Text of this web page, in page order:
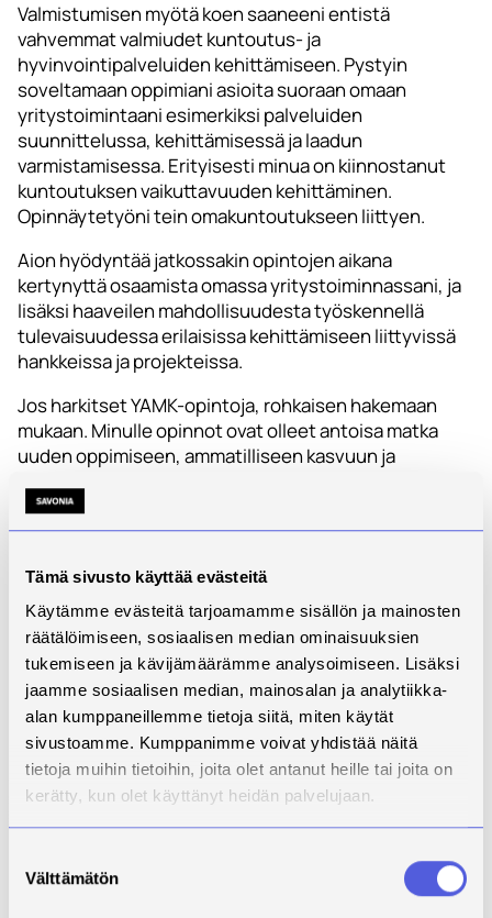
Tämä sivusto käyttää evästeitä
Käytämme evästeitä tarjoamamme sisällön ja mainosten
räätälöimiseen, sosiaalisen median ominaisuuksien
tukemiseen ja kävijämäärämme analysoimiseen. Lisäksi
jaamme sosiaalisen median, mainosalan ja analytiikka-
alan kumppaneillemme tietoja siitä, miten käytät
sivustoamme. Kumppanimme voivat yhdistää näitä
tietoja muihin tietoihin, joita olet antanut heille tai joita on
kerätty, kun olet käyttänyt heidän palvelujaan.
valinta
Välttämätön
Valmistumisen myötä koen saaneeni entistä
vahvemmat valmiudet kuntoutus- ja
hyvinvointipalveluiden kehittämiseen. Pystyin
soveltamaan oppimiani asioita suoraan omaan
yritystoimintaani esimerkiksi palveluiden
suunnittelussa, kehittämisessä ja laadun
varmistamisessa. Erityisesti minua on kiinnostanut
kuntoutuksen vaikuttavuuden kehittäminen.
Opinnäytetyöni tein omakuntoutukseen liittyen.
Aion hyödyntää jatkossakin opintojen aikana
kertynyttä osaamista omassa yritystoiminnassani, ja
lisäksi haaveilen mahdollisuudesta työskennellä
tulevaisuudessa erilaisissa kehittämiseen liittyvissä
hankkeissa ja projekteissa.
Jos harkitset YAMK-opintoja, rohkaisen hakemaan
mukaan. Minulle opinnot ovat olleet antoisa matka
uuden oppimiseen, ammatilliseen kasvuun ja
paljon sellaista valmiutta, jota voin hyödyntää sekä
nykyisessä työssäni että tulevaisuuden